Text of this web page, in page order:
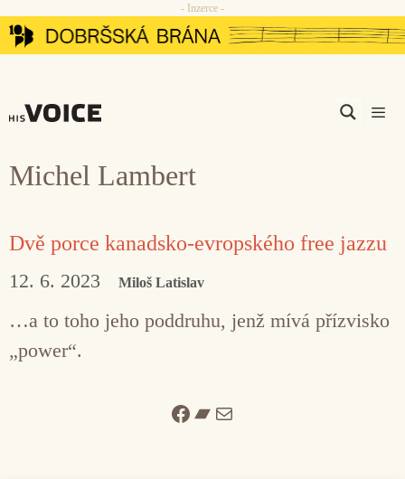
Přeskočit
na
- Inzerce -
Michel Lambert
Dvě porce kanadsko-evropského free jazzu
12. 6. 2023 Miloš Latislav
…a to toho jeho poddruhu, jenž mívá přízvisko
„power“.
Facebook
Bandcamp
Mail